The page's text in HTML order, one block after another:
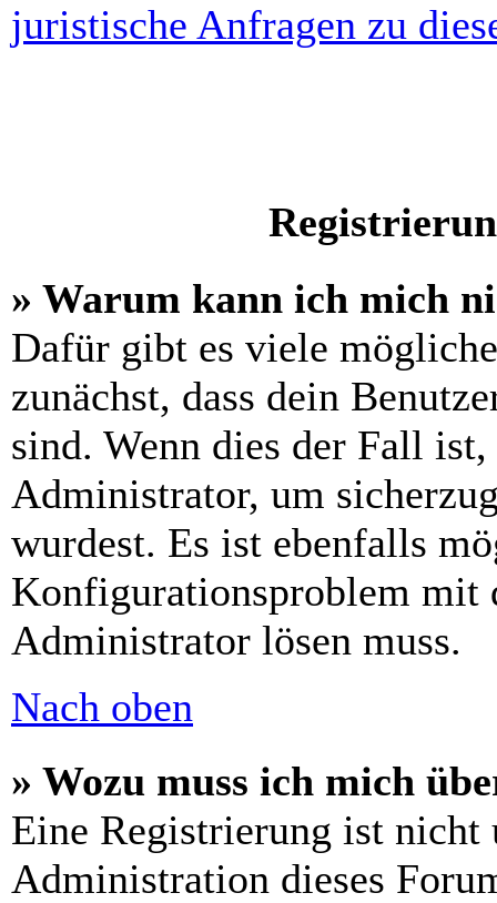
juristische Anfragen zu
» Warum kann ich mich
Dafür gibt es viele
zunächst, dass dein
sind. Wenn dies der Fall
Administrator, um
wurdest. Es ist ebenfalls
Konfigurationsproblem mit
Administrator lösen muss.
Nach oben
» Wozu muss ich mich
Eine Registrierung ist
Administration dieses